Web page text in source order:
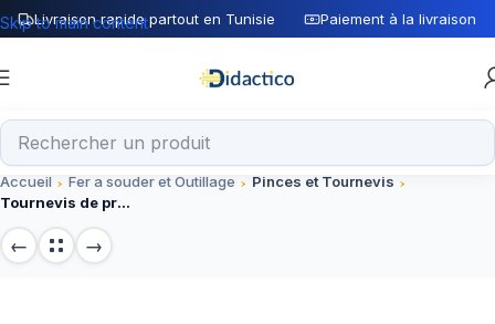
Livraison rapide partout en Tunisie Paiement à la livraison
Skip to main content
Accueil Fer a souder et Outillage
Pinces et Tournevis
Tournevis de précision isolé 3x100mm pour circuits électroniques